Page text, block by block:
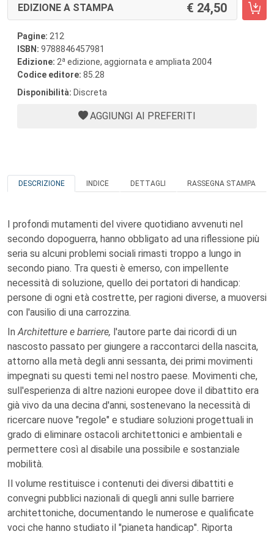
EDIZIONE A STAMPA 24,50
Pagine: 212
ISBN: 9788846457981
Edizione: 2a edizione, aggiornata e ampliata 2004
Codice editore: 85.28
Disponibilità: Discreta
AGGIUNGI AI PREFERITI
DESCRIZIONE INDICE DETTAGLI RASSEGNA STAMPA
I profondi mutamenti del vivere quotidiano avvenuti nel
secondo dopoguerra, hanno obbligato ad una riflessione più
seria su alcuni problemi sociali rimasti troppo a lungo in
secondo piano. Tra questi è emerso, con impellente
necessità di soluzione, quello dei portatori di handicap:
persone di ogni età costrette, per ragioni diverse, a muoversi
con l'ausilio di una carrozzina.
InArchitetture e barriere, l'autore parte dai ricordi di un
nascosto passato per giungere a raccontarci della nascita,
attorno alla metà degli anni sessanta, dei primi movimenti
impegnati su questi temi nel nostro paese. Movimenti che,
sull'esperienza di altre nazioni europee dove il dibattito era
già vivo da una decina d'anni, sostenevano la necessità di
ricercare nuove "regole" e studiare soluzioni progettuali in
grado di eliminare ostacoli architettonici e ambientali e
permettere così al disabile una possibile e sostanziale
mobilità.
Il volume restituisce i contenuti dei diversi dibattiti e
convegni pubblici nazionali di quegli anni sulle barriere
architettoniche, documentando le numerose e qualificate
voci che hanno studiato il "pianeta handicap". Riporta